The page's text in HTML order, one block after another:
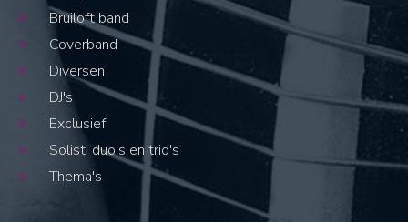
Bruiloft band
Coverband
Diversen
DJ's
Exclusief
Solist, duo's en trio's
Thema's